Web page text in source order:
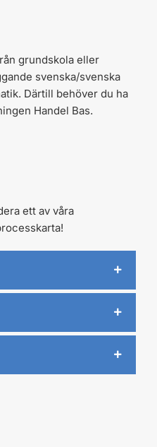
grundskola eller
svenska/svenska
Därtill behöver du ha
Handel Bas.
ett av våra